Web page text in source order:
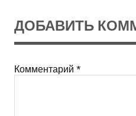
ДОБАВИТЬ
Комментарий *